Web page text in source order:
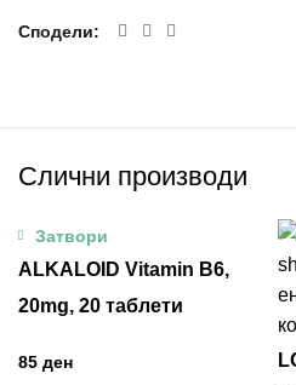
Сподели
Слични производи
Затвори
ALKALOID Vitamin B6,
20mg, 20 таблети
ден